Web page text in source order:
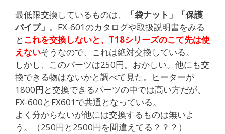
最低限交換しているものは、
「袋ナット」「保護
パイプ」 。FX-601のカタログや取扱説明書をみる
と これを交換しないと、T18シリーズのこて先は使
えないそうなので、これは絶対交換している。
しかし、このパーツは250円。おかしい。他にも交
換できる物はないかと調べて見た。ヒーターが
1800円と交換できるパーツの中では高い方だが、
FX-600とFX601で共通となっている。
よく分からないが他には交換するものは無いよ
う。（250円と2500円を間違えてる？？？）